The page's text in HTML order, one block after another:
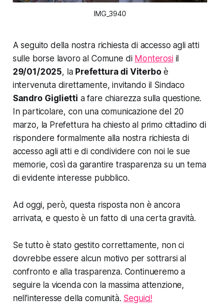
IMG_3940
A seguito della nostra richiesta di accesso agli atti
sulle borse lavoro al Comune di Monterosiil
29/01/2025, la Prefettura di Viterbo è
intervenuta direttamente, invitando il Sindaco
Sandro Giglietti a fare chiarezza sulla questione.
In particolare, con una comunicazione del 20
marzo, la Prefettura ha chiesto al primo cittadino di
rispondere formalmente alla nostra richiesta di
accesso agli atti e di condividere con noi le sue
memorie, così da garantire trasparenza su un tema
di evidente interesse pubblico.
Ad oggi, però, questa risposta non è ancora
arrivata, e questo è un fatto di una certa gravità.
Se tutto è stato gestito correttamente, non ci
dovrebbe essere alcun motivo per sottrarsi al
confronto e alla trasparenza. Continueremo a
seguire la vicenda con la massima attenzione,
nell’interesse della comunità. Seguici!